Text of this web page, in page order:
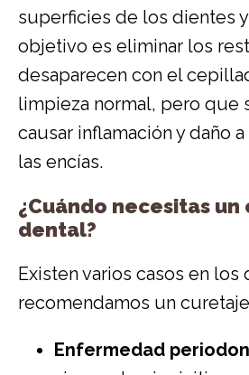
superficies de los dientes y
objetivo es eliminar los
desaparecen con el
limpieza normal, pero que
causar inflamación y daño
las encías.
¿Cuándo necesitas
dental?
Existen varios casos en los
recomendamos un
Enfermedad